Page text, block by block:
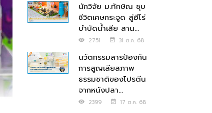
นักวิจัย ม.ทักษิณ ชุบ
ชีวิตเศษกระจูด สู่ฮีโร่
บำบัดน้ำเสีย สาน...
2751 31 ต.ค. 68
นวัตกรรมสารป้องกัน
การสูญเสียสภาพ
ธรรมชาติของโปรตีน
จากหนังปลา...
2399 17 ต.ค. 68